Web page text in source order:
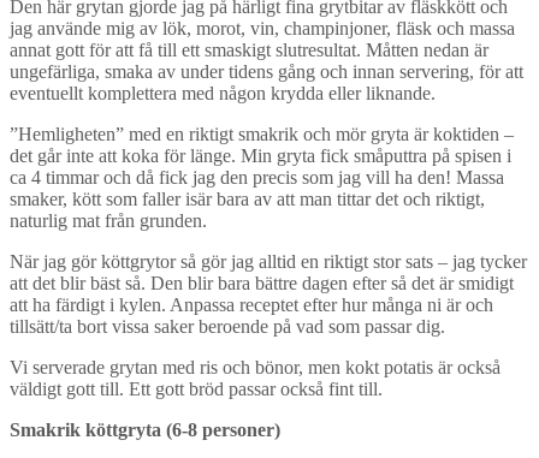
Den här grytan gjorde jag på härligt fina grytbitar av fläskkött och
jag använde mig av lök, morot, vin, champinjoner, fläsk och massa
annat gott för att få till ett smaskigt slutresultat. Måtten nedan är
ungefärliga, smaka av under tidens gång och innan servering, för att
eventuellt komplettera med någon krydda eller liknande.
”Hemligheten” med en riktigt smakrik och mör gryta är koktiden –
det går inte att koka för länge. Min gryta fick småputtra på spisen i
ca 4 timmar och då fick jag den precis som jag vill ha den! Massa
smaker, kött som faller isär bara av att man tittar det och riktigt,
naturlig mat från grunden.
När jag gör köttgrytor så gör jag alltid en riktigt stor sats – jag tycker
att det blir bäst så. Den blir bara bättre dagen efter så det är smidigt
att ha färdigt i kylen. Anpassa receptet efter hur många ni är och
tillsätt/ta bort vissa saker beroende på vad som passar dig.
Vi serverade grytan med ris och bönor, men kokt potatis är också
väldigt gott till. Ett gott bröd passar också fint till.
Smakrik köttgryta (6-8 personer)